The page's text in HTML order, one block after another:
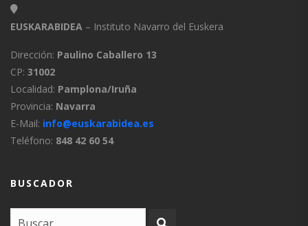
EUSKARABIDEA – Instituto Navarro del Euskera
Dirección: Paulino Caballero 13
CP: 31002
Localidad: Pamplona/Iruña
Provincia: Navarra
E-Mail: info@euskarabidea.es
Teléfono: 848 42 60 54
BUSCADOR